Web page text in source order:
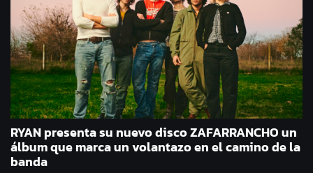
RYAN presenta su nuevo disco ZAFARRANCHO un
álbum que marca un volantazo en el camino de la
banda